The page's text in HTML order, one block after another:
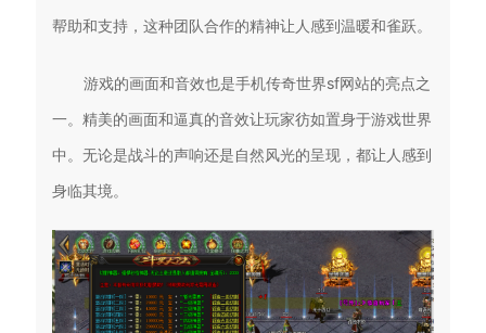
帮助和支持，这种团队合作的精神让人感到温暖和雀跃。
游戏的画面和音效也是手机传奇世界sf网站的亮点之
一。精美的画面和逼真的音效让玩家彷如置身于游戏世界
中。无论是战斗的声响还是自然风光的呈现，都让人感到
身临其境。